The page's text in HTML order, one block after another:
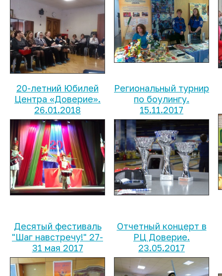
20-летний Юбилей
Центра «Доверие».
26.01.2018
Региональный турнир
по боулингу.
15.11.2017
Десятый фестиваль
"Шаг навстречу!" 27-
31 мая 2017
Отчетный концерт в
РЦ Доверие.
23.05.2017